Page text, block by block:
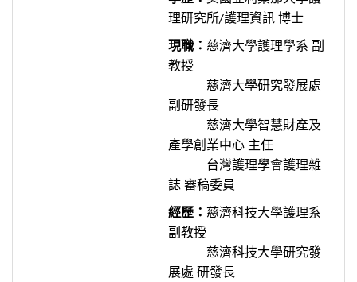
理研究所/護理資訊 博士
現職： 慈濟大學護理學系 副
教授
慈濟大學研究發展處
副研發長
慈濟大學智慧財產及
產學創業中心 主任
台灣護理學會護理雜
誌 審稿委員
經歷： 慈濟科技大學護理系
副教授
慈濟科技大學研究發
展處 研發長